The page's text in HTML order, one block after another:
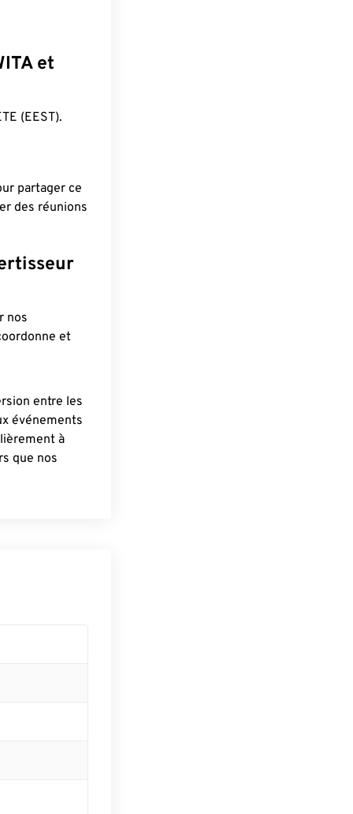
et
(EEST).
partager ce
des réunions
nos
et
entre les
événements
à
que nos